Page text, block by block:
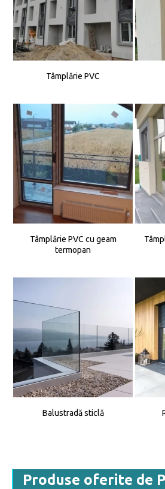
Tâmplărie PVC
Tâmplărie PVC cu geam
termopan
Balustradă sticlă
Produse oferite de